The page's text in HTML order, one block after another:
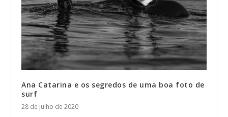
Ana Catarina e os segredos de uma boa foto de
surf
28 de julho de 2020